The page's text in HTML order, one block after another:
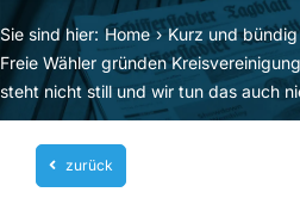
Home
Themen
Blog
Unternehmen
Sie sind hier: Home
Kurz und bündig
Freie Wähler gründen
steht nicht still und wir tun das auch
zurück